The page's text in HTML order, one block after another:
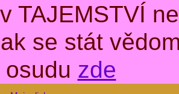
TAJEMSTVÍ
se stát
zde